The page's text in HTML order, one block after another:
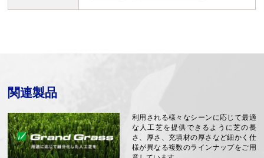
関連製品
利用される様々なシーンに応じて最適
な人工芝を提供できるように芝の長
さ、厚さ、充填材の厚さなど細かく仕
様が異なる複数のラインナップをご用